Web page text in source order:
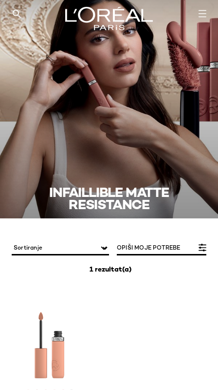
SEARCH THIS SITE
INFAILLIBLE MATTE
RESISTANCE
1 rezultat(a)
OPIŠI MOJE POTREBE